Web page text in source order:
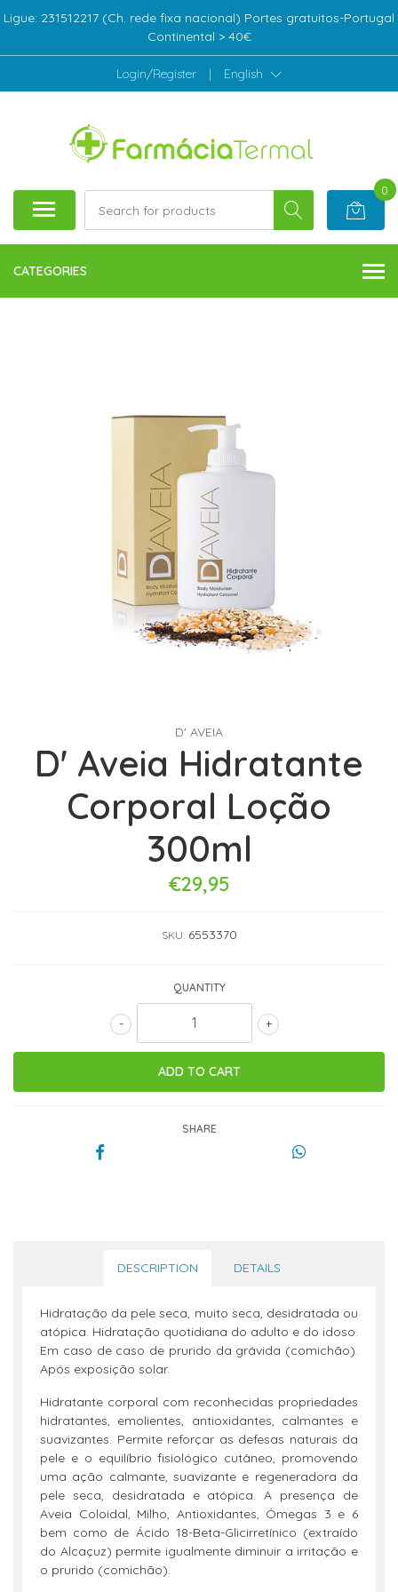
Ligue: 231512217 (Ch. rede fixa nacional) Portes gratuitos-Portugal
Continental > 40€
Login/Register | English
0
CATEGORIES
D' AVEIA
D' Aveia Hidratante
Corporal Loção
300ml
€29,95
SKU: 6553370
QUANTITY
+
-
SHARE
DESCRIPTION DETAILS
Hidratação da pele seca, muito seca, desidratada ou
atópica. Hidratação quotidiana do adulto e do idoso.
Em caso de caso de prurido da grávida (comichão).
Após exposição solar.
Hidratante corporal com reconhecidas propriedades
hidratantes, emolientes, antioxidantes, calmantes e
suavizantes. Permite reforçar as defesas naturais da
pele e o equilíbrio fisiológico cutâneo, promovendo
uma ação calmante, suavizante e regeneradora da
pele seca, desidratada e atópica. A presença de
Aveia Coloidal, Milho, Antioxidantes, Ómegas 3 e 6
bem como de Ácido 18-Beta-Glicirretínico (extraído
do Alcaçuz) permite igualmente diminuir a irritação e
o prurido (comichão).